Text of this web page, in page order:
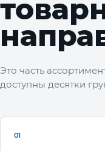
Это часть
доступны десятки
01